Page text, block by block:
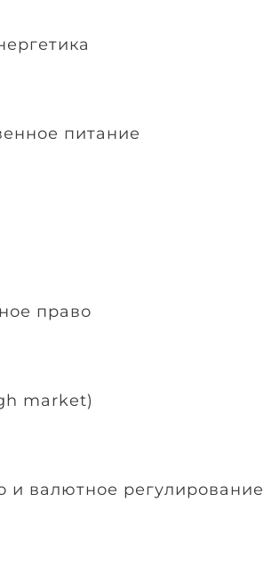
питание
право
market)
валютное регулирование